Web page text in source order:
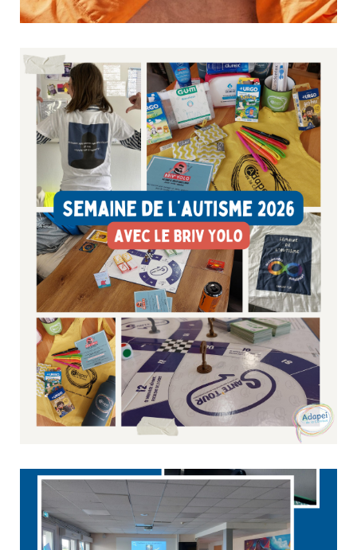
HOLA : un espace d’écoute et de soutien dédié aux
aidants en Corrèze
27 mai 2026 Culture & Loisirs
Parce qu’accompagner un proche au quotidien peut parfois être
éprouvant, HOLA – Halte Orientation Lien pour les Aidants –
propose en Corrèze un espace pensé par les aidants, pour les
aidants. Lieu convivial et chaleureux, HOLA permet aux
proches aidants de trouver...
Semaine de l’autisme : un temps de partage et de
sensibilisation autour du jeu avec Briv’Yolo
Culture & Loisirs
Dans le cadre de la Semaine mondiale de sensibilisation à
l’autisme, le SAMSAH TSA de l’Adapei de la Corrèze